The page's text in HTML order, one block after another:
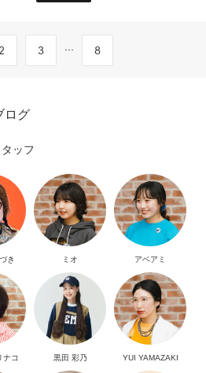
2 3 ... 8
ログ
ッフ
き ミオ アベアミ
ナコ 黒田 彩乃 YUI YAMAZAKI